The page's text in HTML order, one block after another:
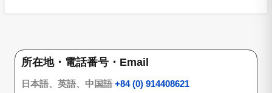
所在地・電話番号・Email
日本語、英語、中国語 +84 (0) 914408621